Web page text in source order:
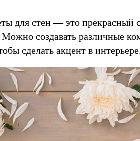
для стен — это прекрасный
создавать различные
сделать акцент в